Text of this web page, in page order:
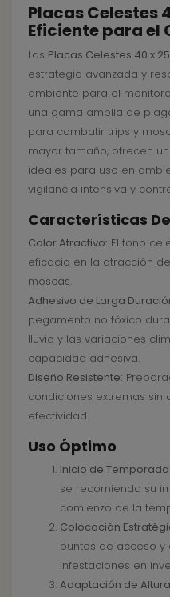
Placas Celestes
Eficiente para el
Las Placas Celestes 40 x
estrategia avanzada y
ambiente para el
una gama amplia de
para combatir trips y
mayor tamaño, ofrecen
ideales para uso en
vigilancia intensiva y
Características
Color Atractivo: El tono
eficacia en la atracción
moscas.
Adhesivo de Larga
pegamento no tóxico
lluvia y las variaciones
capacidad adhesiva.
Diseño Resistente:
condiciones extremas
efectividad.
Uso Óptimo
Inicio de Temporada:
se recomienda su
comienzo de la
Colocación
puntos de acceso
infestaciones en
Adaptación de